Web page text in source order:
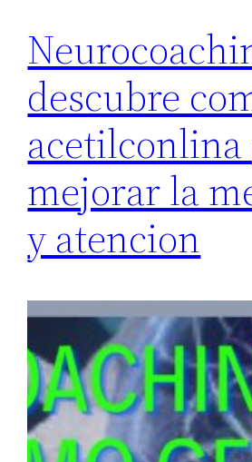
descubre
acetilconlina
mejorar la
y atencion